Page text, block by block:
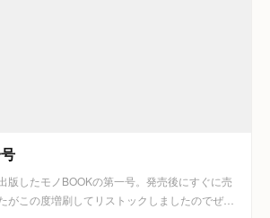
版したモノBOOKの第一号。発売後にすぐに売
がこの度増刷してリストックしましたのでぜ…